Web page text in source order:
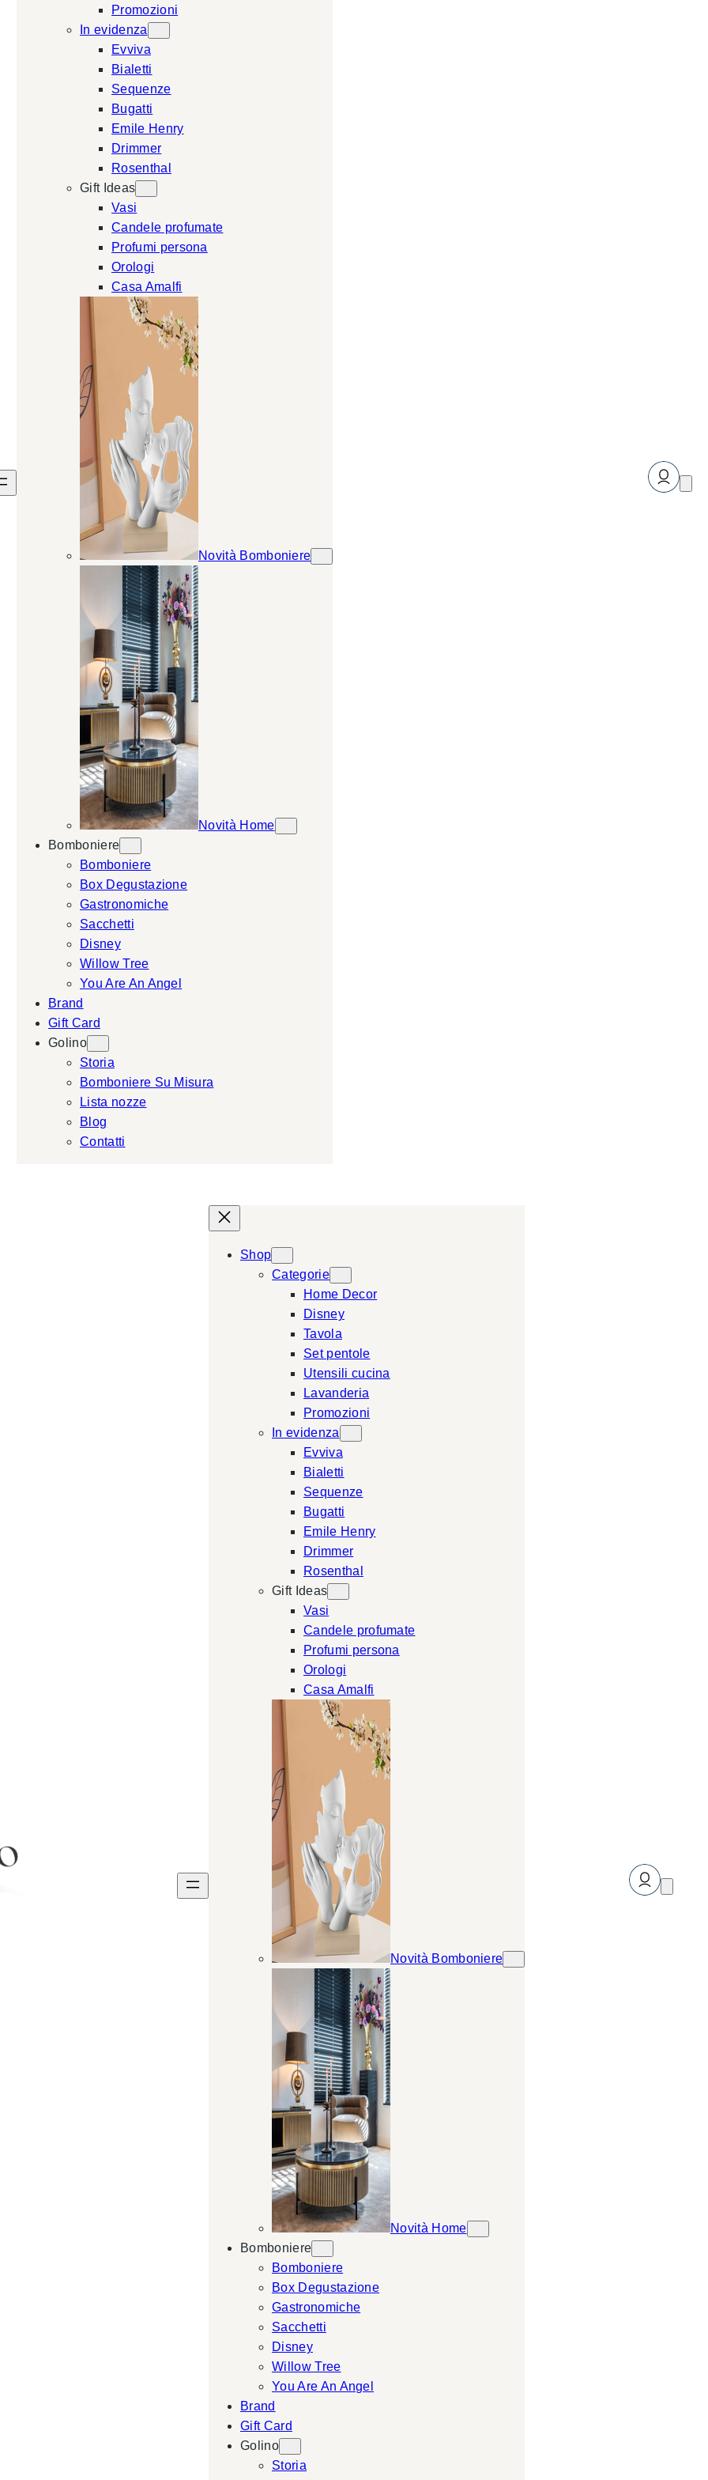
Promozioni
In evidenza
Evviva
Bialetti
Sequenze
Bugatti
Emile Henry
Drimmer
Rosenthal
Gift Ideas
Vasi
Candele profumate
Profumi persona
Orologi
Casa Amalfi
Novità Bomboniere
Novità Home
Bomboniere
Bomboniere
Box Degustazione
Gastronomiche
Sacchetti
Disney
Willow Tree
You Are An Angel
Brand
Gift Card
Golino
Storia
Bomboniere Su Misura
Lista nozze
Blog
Contatti
Shop
Categorie
Home Decor
Disney
Tavola
Set pentole
Utensili cucina
Lavanderia
Promozioni
In evidenza
Evviva
Bialetti
Sequenze
Bugatti
Emile Henry
Drimmer
Rosenthal
Gift Ideas
Vasi
Candele profumate
Profumi persona
Orologi
Casa Amalfi
Novità Bomboniere
Novità Home
Bomboniere
Bomboniere
Box Degustazione
Gastronomiche
Sacchetti
Disney
Willow Tree
You Are An Angel
Brand
Gift Card
Golino
Storia